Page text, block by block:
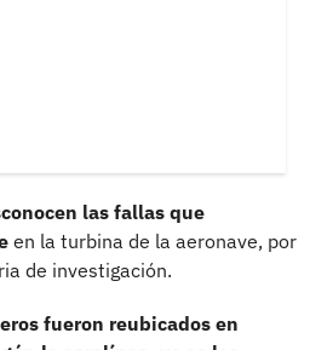
las fallas que
en la turbina de la aeronave, por
de investigación.
fueron reubicados en